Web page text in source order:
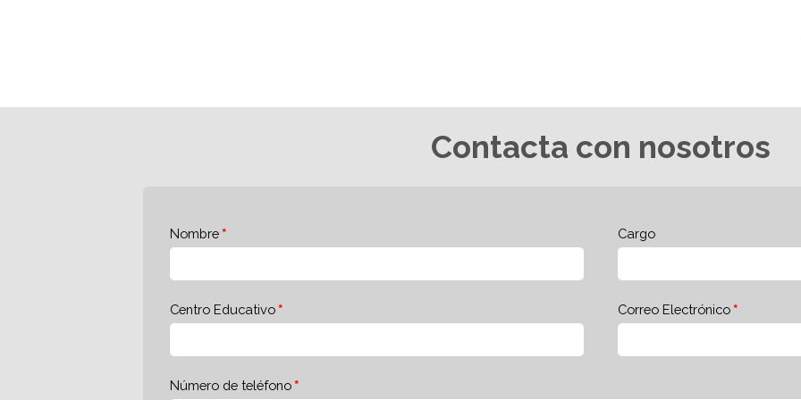
Contacta con nosotros
Nombre Cargo
Centro Educativo Correo Electrónico
Número de teléfono